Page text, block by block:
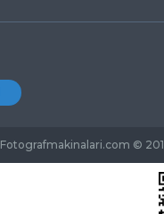
Fotografmakinalari.com ©